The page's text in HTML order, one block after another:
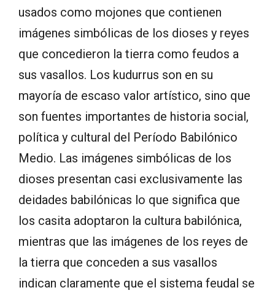
usados como mojones que contienen
imágenes simbólicas de los dioses y reyes
que concedieron la tierra como feudos a
sus vasallos. Los kudurrus son en su
mayoría de escaso valor artístico, sino que
son fuentes importantes de historia social,
política y cultural del Período Babilónico
Medio. Las imágenes simbólicas de los
dioses presentan casi exclusivamente las
deidades babilónicas lo que significa que
los casita adoptaron la cultura babilónica,
mientras que las imágenes de los reyes de
la tierra que conceden a sus vasallos
indican claramente que el sistema feudal se